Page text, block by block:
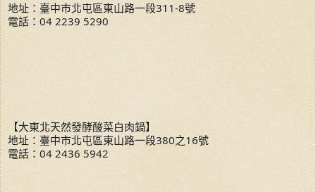
地址：臺中市北屯區東山路一段311-8號
電話：04 2239 5290
【大東北天然發酵酸菜白肉鍋】
地址：臺中市北屯區東山路一段380之16號
電話：04 2436 5942